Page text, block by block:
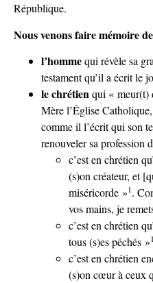
République.
Nous venons faire mémoire
l’hommequi révèle sa
testament qu’il a écrit le
le chrétienqui « meur(t)
Mère l’Église
comme il l’écrit qui son
renouveler sa profession
c’est en chrétien
(s)on créateur, et
miséricorde »1.
vos mains, je
c’est en chrétien
tous (s)es péchés »1
c’est en chrétien
(s)on cœur à ceux